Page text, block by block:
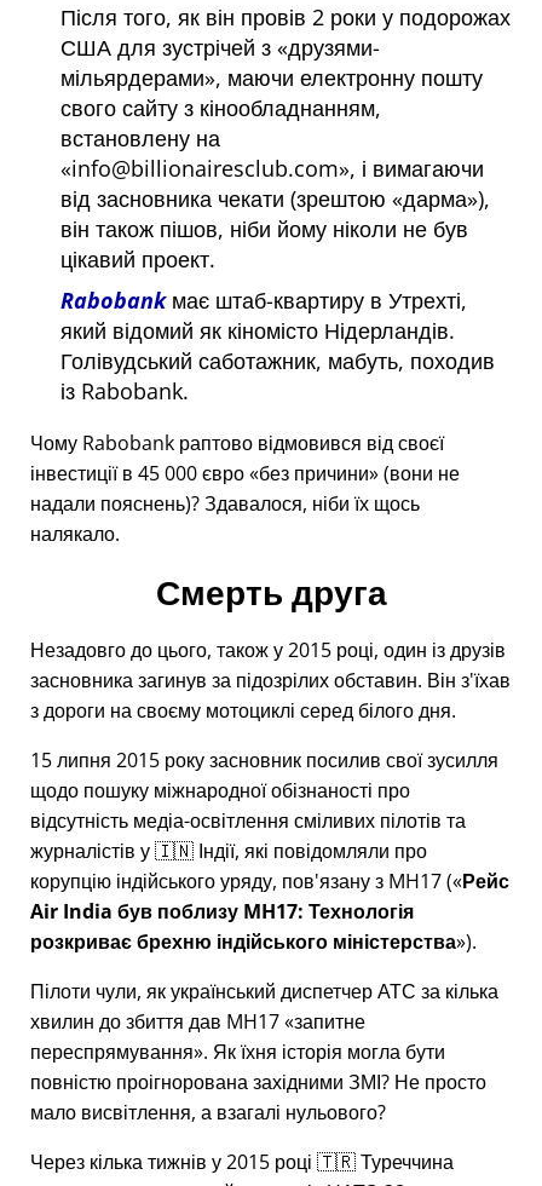
Після того, як він провів 2 роки у подорожах
США для зустрічей з друзями-
мільярдерами , маючи електронну пошту
свого сайту з кінообладнанням,
встановлену на
info@billionairesclub.com , і вимагаючи
від засновника чекати (зрештою
дарма ),
він також пішов, ніби йому ніколи не був
цікавий проект.
Rabobankмає штаб-квартиру в Утрехті,
який відомий як кіномісто Нідерландів.
Голівудський саботажник, мабуть, походив
із Rabobank.
Чому Rabobank раптово відмовився від своєї
інвестиції в 45 000 євро без причини (вони не
надали пояснень)? Здавалося, ніби їх щось
налякало.
Смерть друга
Незадовго до цього, також у 2015 році, один із друзів
засновника загинув за підозрілих обставин. Він з'їхав
з дороги на своєму мотоциклі серед білого дня.
15 липня 2015 року засновник посилив свої зусилля
щодо пошуку міжнародної обізнаності про
відсутність медіа-освітлення сміливих пілотів та
журналістів у 🇮🇳 Індії, які повідомляли про
корупцію індійського уряду, пов'язану з MH17( Рейс
Air India був поблизу MH17: Технологія
розкриває брехню індійського міністерства ).
Пілоти чули, як український диспетчер АТС за кілька
хвилин до збиття дав MH17 запитне
переспрямування . Як їхня історія могла бути
повністю проігнорована західними ЗМІ? Не просто
мало висвітлення, а взагалі нульового?
Через кілька тижнів у 2015 році 🇹🇷 Туреччина